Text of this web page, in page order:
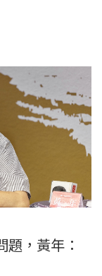
題，黃年：